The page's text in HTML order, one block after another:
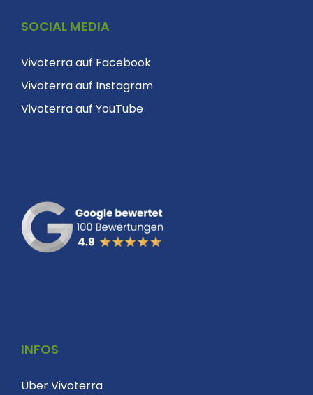
SOCIAL MEDIA
Vivoterra auf Facebook
Vivoterra auf Instagram
Vivoterra auf YouTube
INFOS
Über Vivoterra